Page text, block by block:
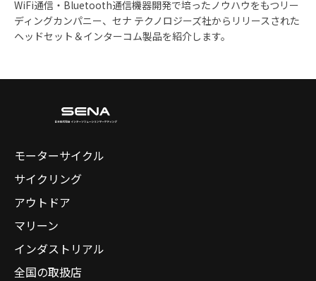
WiFi通信・Bluetooth通信機器開発で培ったノウハウをもつリー
ディングカンパニー、セナ テクノロジーズ社からリリースされた
ヘッドセット＆インターコム製品を紹介します。
モーターサイクル
サイクリング
アウトドア
マリーン
インダストリアル
全国の取扱店